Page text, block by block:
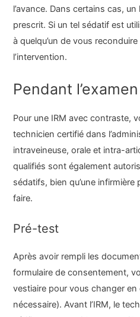
l’avance. Dans certains cas,
prescrit. Si un tel sédatif est
à quelqu’un de vous
l’intervention.
Pendant l’examen
Pour une IRM avec contraste,
technicien certifié dans
intraveineuse, orale et intra-
qualifiés sont également
sédatifs, bien qu’une
faire.
Pré-test
Après avoir rempli les
formulaire de consentement,
vestiaire pour vous changer en
nécessaire). Avant l’IRM, le